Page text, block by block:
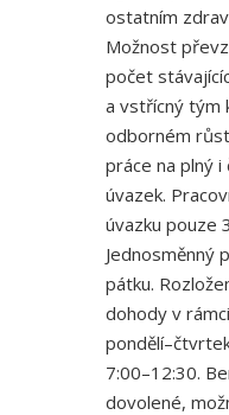
ostatním
Možnost
počet
a vstřícný tým
odborném
práce na plný
úvazek.
úvazku pouze
Jednosměnný
pátku.
dohody v
7:00–12:30.
dovolené,